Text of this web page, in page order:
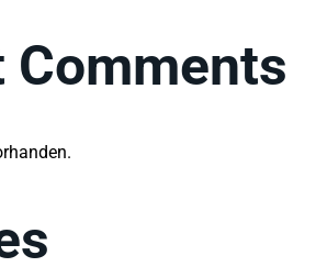
Comments